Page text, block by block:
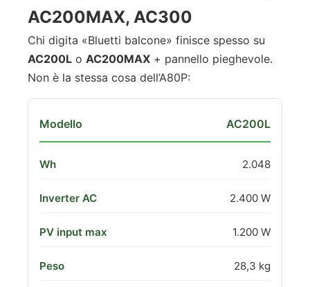
AC200MAX, AC300
Chi digita «Bluetti balcone» finisce spesso su
AC200L o AC200MAX + pannello pieghevole.
Non è la stessa cosa dell’A80P:
AC200L
2.048
2.400 W
1.200 W
28,3 kg